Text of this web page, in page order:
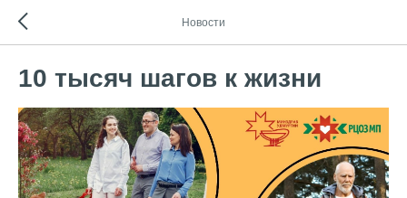
Новости
10 тысяч шагов к жизни